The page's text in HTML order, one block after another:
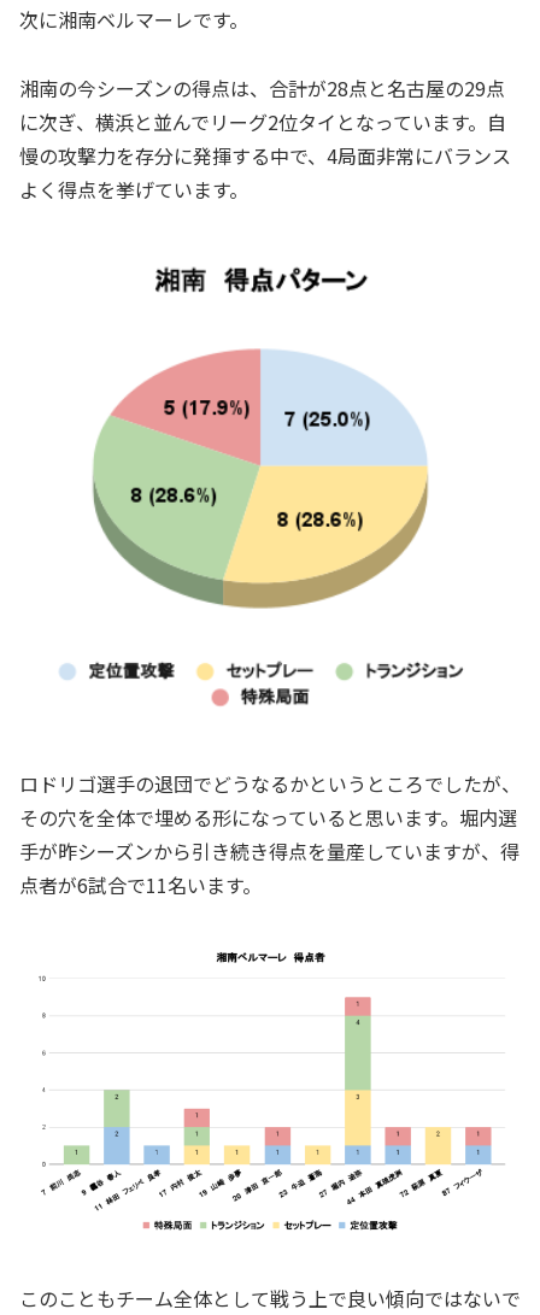
次に湘南ベルマーレです。
湘南の今シーズンの得点は、合計が28点と名古屋の29点
に次ぎ、横浜と並んでリーグ2位タイとなっています。自
慢の攻撃力を存分に発揮する中で、4局面非常にバランス
よく得点を挙げています。
ロドリゴ選手の退団でどうなるかというところでしたが、
その穴を全体で埋める形になっていると思います。堀内選
手が昨シーズンから引き続き得点を量産していますが、得
点者が6試合で11名います。
このこともチーム全体として戦う上で良い傾向ではないで